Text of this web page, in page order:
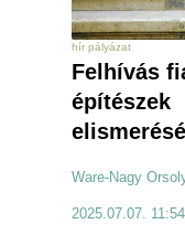
hír pályázat
Felhívás
építészek
Ware-Nagy
2025.07.07. 11:54